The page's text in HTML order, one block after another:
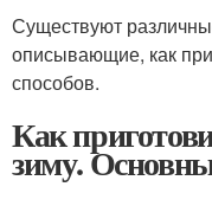
Существуют
описывающие, как
способов.
Как
зиму.